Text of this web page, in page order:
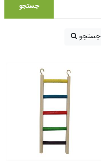
جستجو
جستجو